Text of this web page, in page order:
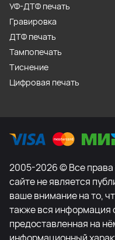
УФ-ДТФ печать
Гравировка
ДТФ печать
Тампопечать
Тиснение
Цифровая печать
2005-2026 © Все
сайте не является
ваше внимание на то,
также вся информация
предоставленная на